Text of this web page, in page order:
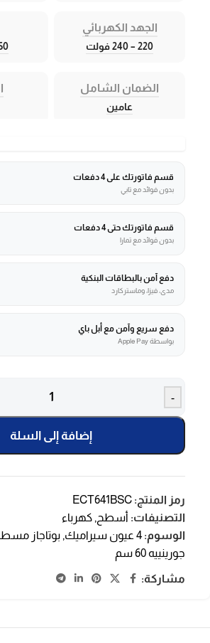
الجهد الكهربائي
220 – 240 فولت 50 – 60
الضمان الشامل
عامين
قسم فاتورتك على 4 دفعات
بدون فوائد مع تابي
قسم فاتورتك حتى 4 دفعات
بدون فوائد مع تمارا
دفع آمن بالبطاقات البنكية
مدى، فيزا، وماستركارد
دفع سريع وآمن مع أبل باي
بواسطة Apple Pay
-
إضافة إلى السلة
رمز المنتج: ECT641BSC
التصنيفات: أسطح , كهرباء
الوسوم: 4 عيون سيراميك , بوتاجاز
جورينييه 60 سم
مشاركة: